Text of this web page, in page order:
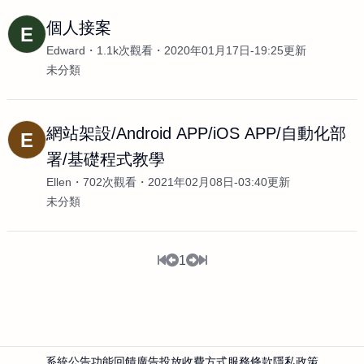
E 個人接案
Edward 1.1k次觀看
2020年01月17日-19:25更新
未分類
E
網站架設/Android APP/iOS APP/自動化部
署/基礎程式教學
Ellen 702次觀看
2021年02月08日-03:40更新
未分類
1